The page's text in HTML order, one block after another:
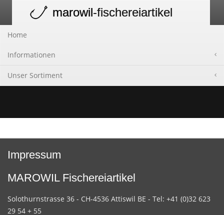
navigation
marowil-fischereiartikel
Home
Informationen
Unser Sortiment
Impressum
MAROWIL Fischereiartikel
Solothurnstrasse 36 - CH-4536 Attiswil BE - Tel: +41 (0)32 623
29 54 + 55